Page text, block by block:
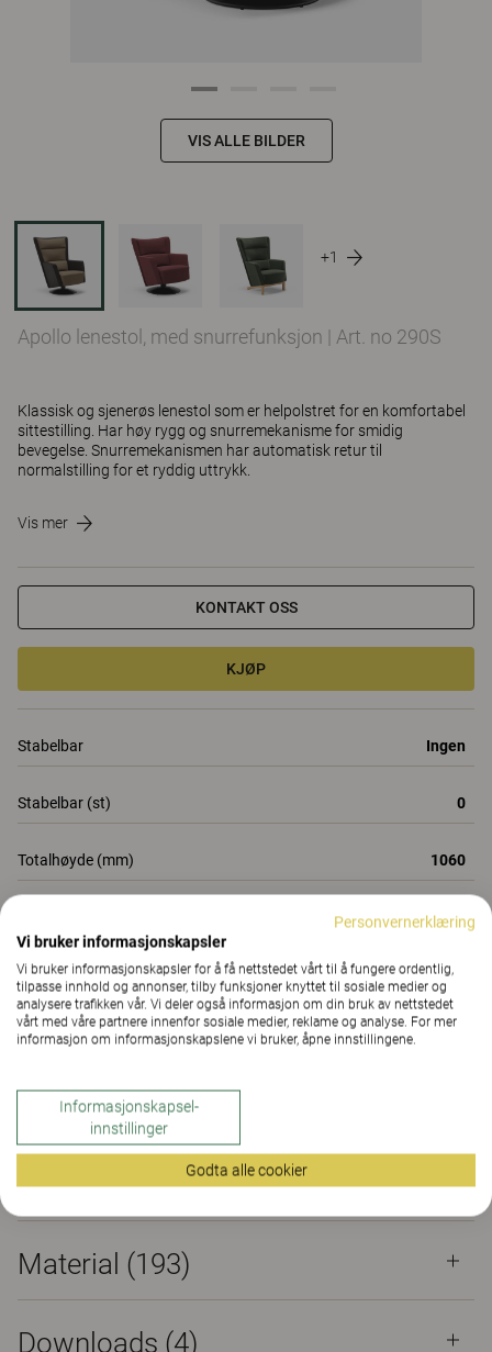
VIS ALLE BILDER
+1
Apollo lenestol, med snurrefunksjon | Art. no 290S
Klassisk og sjenerøs lenestol som er helpolstret for en komfortabel
sittestilling. Har høy rygg og snurremekanisme for smidig
bevegelse. Snurremekanismen har automatisk retur til
normalstilling for et ryddig uttrykk.
Vis mer
KONTAKT OSS
KJØP
Stabelbar Ingen
Stabelbar (st) 0
Totalhøyde (mm) 1060
880
Alle egenskaper
Egenskaper Material(193) Downloads (4)
Sertifikat ( 1)
Sertifikat
Egenskaper
Material (193)
Downloads (4)
Personvernerklæring
Vi bruker informasjonskapsler
Vi bruker informasjonskapsler for å få nettstedet vårt til å fungere ordentlig,
tilpasse innhold og annonser, tilby funksjoner knyttet til sosiale medier og
analysere trafikken vår. Vi deler også informasjon om din bruk av nettstedet
vårt med våre partnere innenfor sosiale medier, reklame og analyse. For mer
informasjon om informasjonskapslene vi bruker, åpne innstillingene.
Informasjonskapsel-
innstillinger
Godta alle cookier